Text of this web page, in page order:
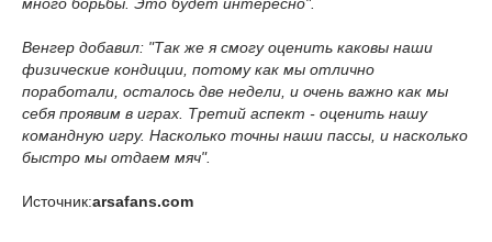
много борьбы. Это будет интересно".
Венгер добавил: "Так же я смогу оценить каковы наши
физические кондиции, потому как мы отлично
поработали, осталось две недели, и очень важно как мы
себя проявим в играх. Третий аспект - оценить нашу
командную игру. Насколько точны наши пассы, и насколько
быстро мы отдаем мяч".
Источник:arsafans.com